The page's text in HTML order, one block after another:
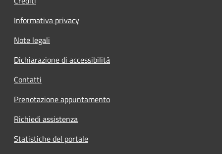
Informativa privacy
Note legali
Dichiarazione di accessibilità
Contatti
Prenotazione appuntamento
Richiedi assistenza
Statistiche del portale